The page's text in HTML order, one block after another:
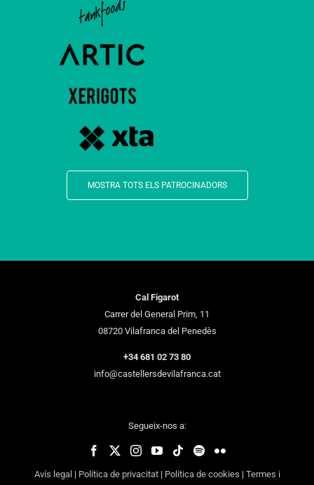
MOSTRA TOTS ELS PATROCINADORS
Cal Figarot
Carrer del General Prim, 11
08720 Vilafranca del Penedès
+34 681 02 73 80
info@castellersdevilafranca.cat
Segueix-nos a:
Avís legal | Política de privacitat| Política de cookies | Termes i